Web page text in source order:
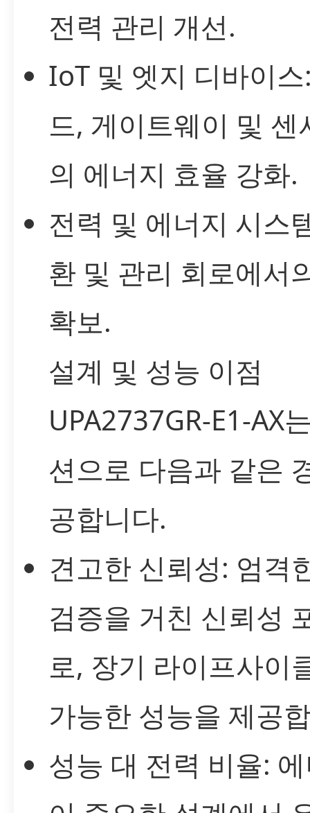
전력 관리 개선.
IoT 및 엣지 디바이
드, 게이트웨이 및 센
의 에너지 효율 강화.
전력 및 에너지 시스
환 및 관리 회로에서
확보.
설계 및 성능 이점
UPA2737GR-E1-AX
션으로 다음과 같은
공합니다.
견고한 신뢰성: 엄격
검증을 거친 신뢰성
로, 장기 라이프사이
가능한 성능을 제공
성능 대 전력 비율: